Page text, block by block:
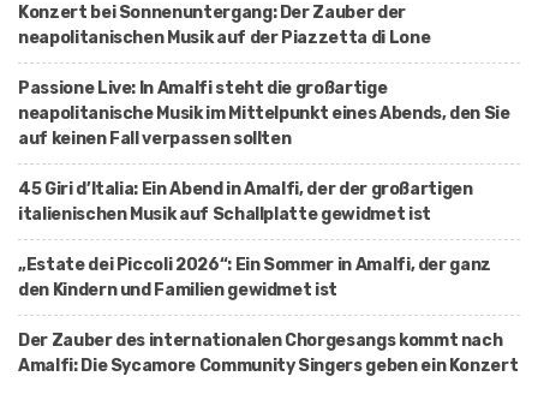
Konzert bei Sonnenuntergang: Der Zauber der
neapolitanischen Musik auf der Piazzetta di Lone
Passione Live: In Amalfi steht die großartige
neapolitanische Musik im Mittelpunkt eines Abends, den Sie
auf keinen Fall verpassen sollten
45 Giri d’Italia: Ein Abend in Amalfi, der der großartigen
italienischen Musik auf Schallplatte gewidmet ist
„Estate dei Piccoli 2026“: Ein Sommer in Amalfi, der ganz
den Kindern und Familien gewidmet ist
Der Zauber des internationalen Chorgesangs kommt nach
Amalfi: Die Sycamore Community Singers geben ein Konzert